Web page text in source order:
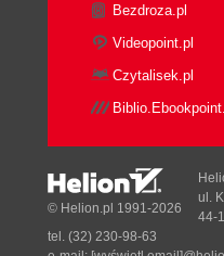
Bezdroza.pl
Videopoint.pl
Czytalisek.pl
© Helion.pl 1991-2026
ul.
44-
tel. (32) 230-98-63